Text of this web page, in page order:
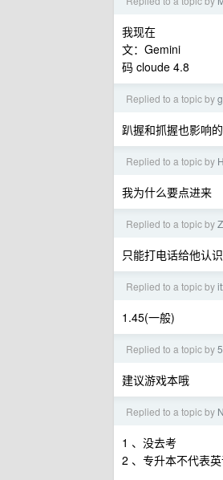
我现在
文：Gemini
码 cloude 4.8
Replied to a topic by
趴握和抓握也影响的
Replied to a topic by
我为什么要点进来
Replied to a topic by
只能打电话给他认
Replied to a topic by
1.45(一般)
Replied to a topic by
建议游戏本哦
Replied to a topic by
1 、没去考
2 、专升本不代表